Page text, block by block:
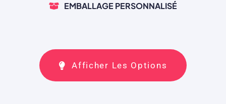
EMBALLAGE PERSONNALISÉ
Afficher Les Options